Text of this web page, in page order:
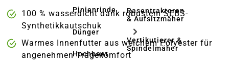
Pinienrinde
Dünger
Hochbeet
Rasentraktoren
& Aufsitzmäher
Vertikutierer &
Spindelmäher
100 % wasserdicht dank robustem SEBS-
Synthetikkautschuk
Warmes Innenfutter aus weichem Polyester für
angenehmen Tragekomfort